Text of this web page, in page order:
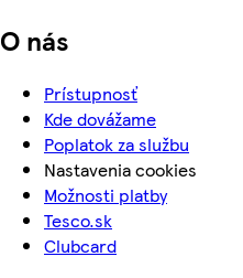
O nás
Prístupnosť
Kde dovážame
Poplatok za službu
Nastavenia cookies
Možnosti platby
Tesco.sk
Clubcard